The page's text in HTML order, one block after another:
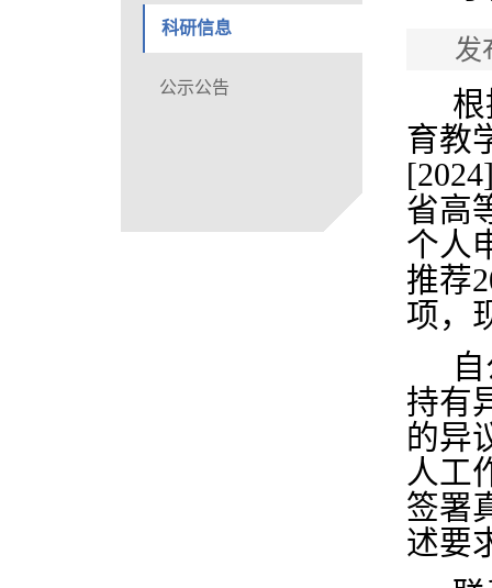
科研信息
公示公告
发
育教
省高
个人
推荐
项，
持有
的异
人工
签署
述要